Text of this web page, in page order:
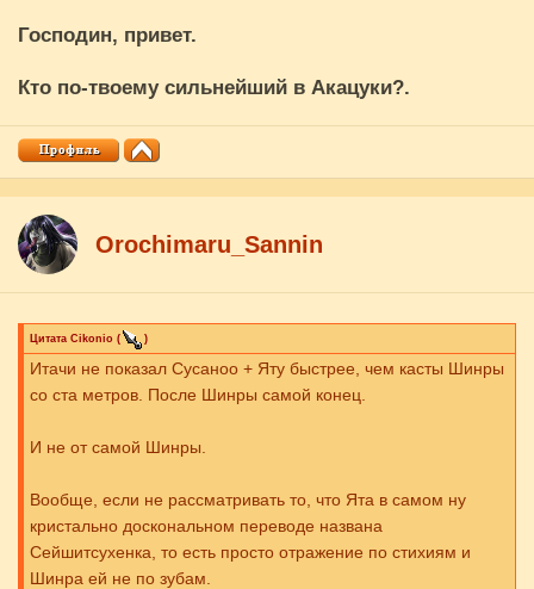
Господин, привет.
Кто по-твоему сильнейший в Акацуки?.
Orochimaru_Sannin
Цитата Cikоnio ( )
Итачи не показал Сусаноо + Яту быстрее, чем касты Шинры
со ста метров. После Шинры самой конец.
И не от самой Шинры.
Вообще, если не рассматривать то, что Ята в самом ну
кристально доскональном переводе названа
Сейшитсухенка, то есть просто отражение по стихиям и
Шинра ей не по зубам.